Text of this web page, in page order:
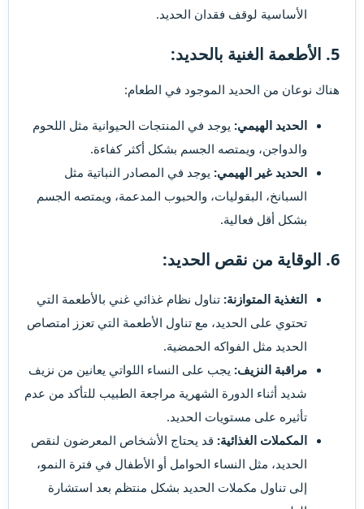
الأساسية لوقف فقدان الحديد.
5. الأطعمة الغنية بالحديد:
هناك نوعان من الحديد الموجود في الطعام:
الحديد الهيمي: يوجد في المنتجات الحيوانية مثل اللحوم
والدواجن، ويمتصه الجسم بشكل أكثر كفاءة.
الحديد غير الهيمي: يوجد في المصادر النباتية مثل
السبانخ، البقوليات، والحبوب المدعمة، ويمتصه الجسم
بشكل أقل فعالية.
6. الوقاية من نقص الحديد:
التغذية المتوازنة: تناول نظام غذائي غني بالأطعمة التي
تحتوي على الحديد، مع تناول الأطعمة التي تعزز امتصاص
الحديد مثل الفواكه الحمضية.
مراقبة النزيف: يجب على النساء اللواتي يعانين من نزيف
شديد أثناء الدورة الشهرية مراجعة الطبيب للتأكد من عدم
تأثيره على مستويات الحديد.
المكملات الغذائية: قد يحتاج الأشخاص المعرضون لنقص
الحديد، مثل النساء الحوامل أو الأطفال في فترة النمو،
إلى تناول مكملات الحديد بشكل منتظم بعد استشارة